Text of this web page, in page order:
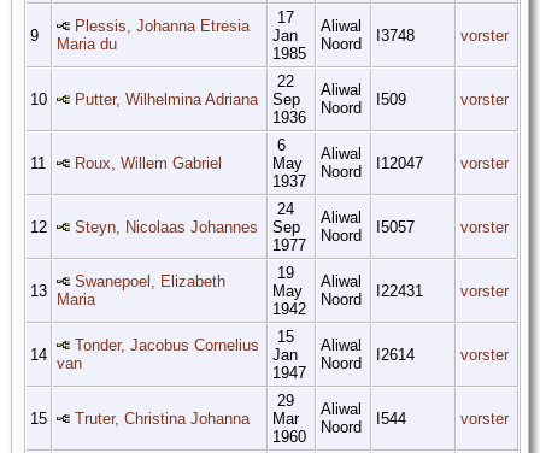
9
Plessis, Johanna Etresia
Maria du
17
Jan
1985
Aliwal
Noord
I3748 vorster
10 Putter, Wilhelmina Adriana
22
Sep
1936
Aliwal
Noord
I509 vorster
11 Roux, Willem Gabriel
6
May
1937
Aliwal
Noord
I12047 vorster
12 Steyn, Nicolaas Johannes
24
Sep
1977
Aliwal
Noord
I5057 vorster
13
Swanepoel, Elizabeth
Maria
19
May
1942
Aliwal
Noord
I22431 vorster
14
Tonder, Jacobus Cornelius
van
15
Jan
1947
Aliwal
Noord
I2614 vorster
15 Truter, Christina Johanna
29
Mar
1960
Aliwal
Noord
I544 vorster